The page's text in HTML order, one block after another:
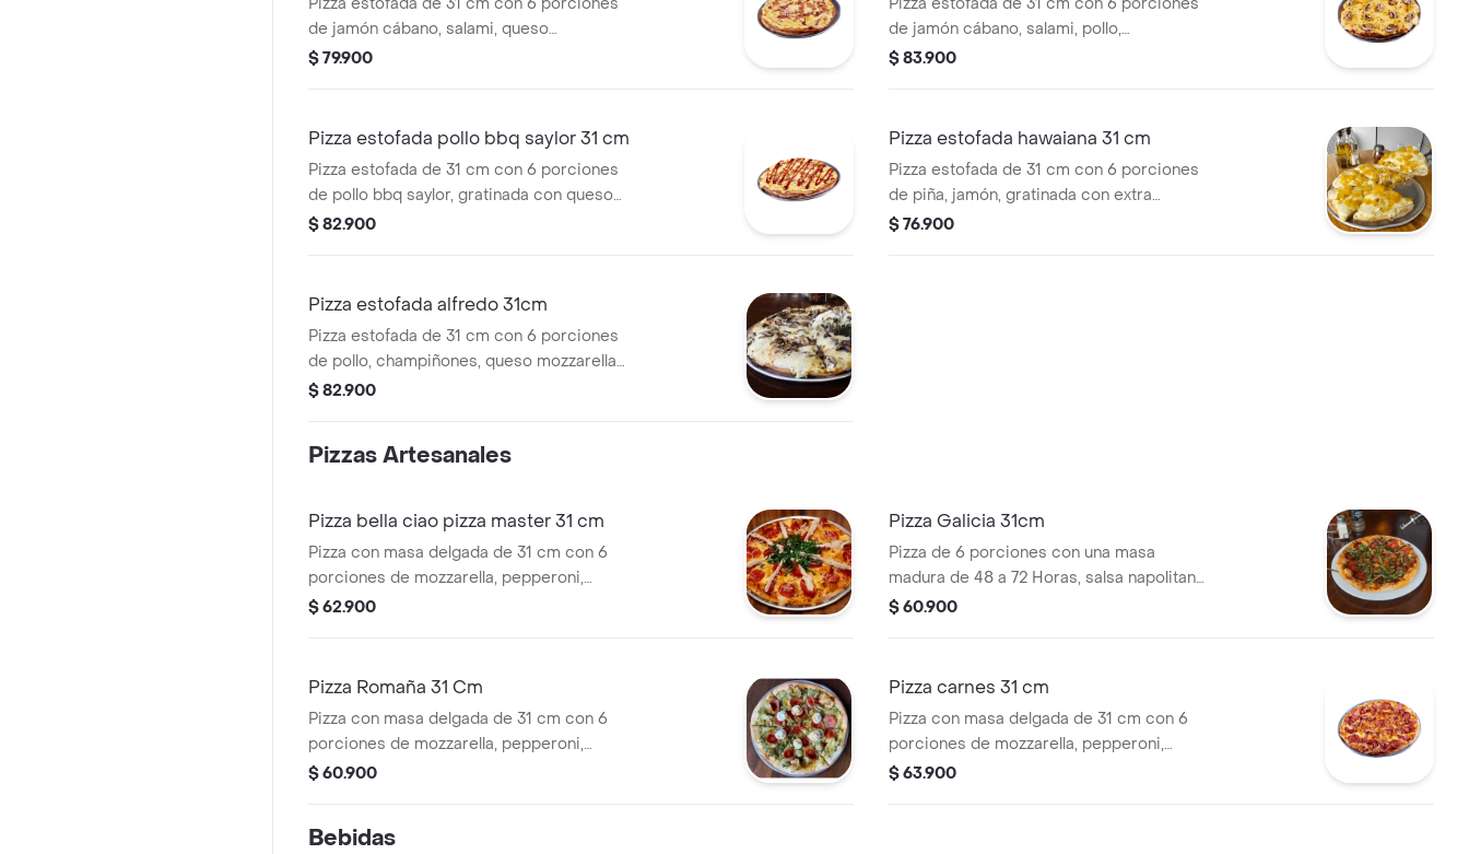
de jamón cábano, salami, queso
mozzarella, queso crema, tocineta
$ 79.900
de jamón cábano, salami, pollo,
champiñones, queso mozzarella, queso
$ 83.900
Pizza estofada pollo bbq saylor 31 cm
Pizza estofada de 31 cm con 6 porciones
de pollo bbq saylor, gratinada con queso
mozzarella, queso crema, tocineta
$ 82.900
Pizza estofada hawaiana 31 cm
Pizza estofada de 31 cm con 6 porciones
de piña, jamón, gratinada con extra
queso, queso crema y base de salsa de la
$ 76.900
Pizza estofada alfredo 31cm
Pizza estofada de 31 cm con 6 porciones
de pollo, champiñones, queso mozzarella,
queso crema y base alfredo.
$ 82.900
Pizzas Artesanales
Pizza bella ciao pizza master 31 cm
Pizza con masa delgada de 31 cm con 6
porciones de mozzarella, pepperoni,
tomates confitados, crema agria de
marsano.
$ 62.900
Pizza Galicia 31cm
Pizza de 6 porciones con una masa
madura de 48 a 72 Horas, salsa napolitana
de nuestra huerta con tomate san
reducción balsamico.
$ 60.900
Pizza Romaña 31 Cm
Pizza con masa delgada de 31 cm con 6
porciones de mozzarella, pepperoni,
reducción de balsámico y toques de
$ 60.900
Pizza carnes 31 cm
Pizza con masa delgada de 31 cm con 6
porciones de mozzarella, pepperoni,
salami, tocineta ahumada y base
$ 63.900
Bebidas